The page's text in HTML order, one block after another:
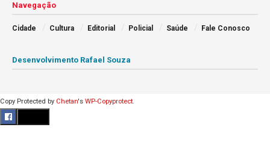
Navegação
Cidade Cultura Editorial Policial Saúde Fale Conosco
Desenvolvimento Rafael Souza
Copy Protected by Chetan's WP-Copyprotect.